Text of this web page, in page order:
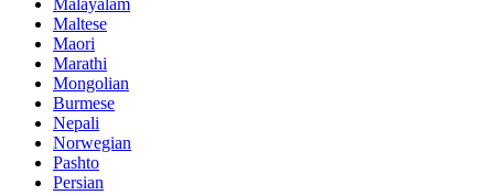
Malayalam
Maltese
Maori
Marathi
Mongolian
Burmese
Nepali
Norwegian
Pashto
Persian